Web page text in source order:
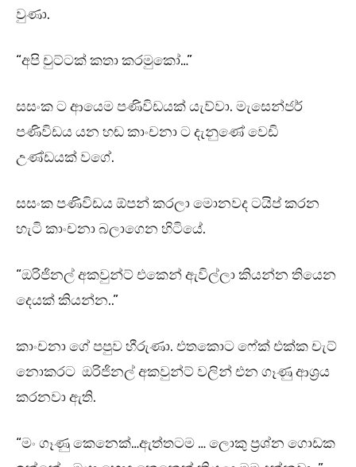
වුණා.
“අපි චුට්ටක් කතා කරමුකෝ…”
සසංක ට ආයෙම පණිවිඩයක් යැව්වා. මැසෙන්ජර්
පණිවිඩය යන හඬ කාංචනා ට දැනුණේ වෙඩි
උණ්ඩයක් වගේ.
සසංක පණිවිඩය ඕපන් කරලා මොනවද ටයිප් කරන
හැටි කාංචනා බලාගෙන හිටියේ.
“ඔරිජිනල් අකවුන්ට් එකෙන් ඇවිල්ලා කියන්න තියෙන
දෙයක් කියන්න..”
කාංචනා ගේ පපුව හීරුණා. එතකොට ෆේක් එක්ක චැට්
නොකරට ඔරිජිනල් අකවුන්ට් වලින් එන ගෑණු ආශ්‍රය
කරනවා ඇති.
“මං ගෑණු කෙනෙක්…ඇත්තටම … ලොකු ප්‍රශ්න ගොඩක